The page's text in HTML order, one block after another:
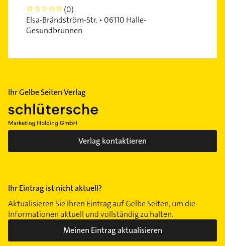
0
(0)
Elsa-Brändström-Str. • 06110 Halle-
Gesundbrunnen
Ihr Gelbe Seiten Verlag
Verlag kontaktieren
Ihr Eintrag ist nicht aktuell?
Aktualisieren Sie Ihren Eintrag auf Gelbe Seiten, um die
Informationen aktuell und vollständig zu halten.
Meinen Eintrag aktualisieren